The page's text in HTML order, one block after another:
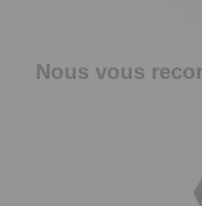
Nous vous